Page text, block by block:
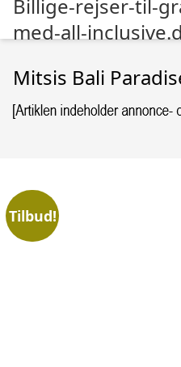
Billige-rejser-til-
med-all-
Mitsis Bali
Tilbud!